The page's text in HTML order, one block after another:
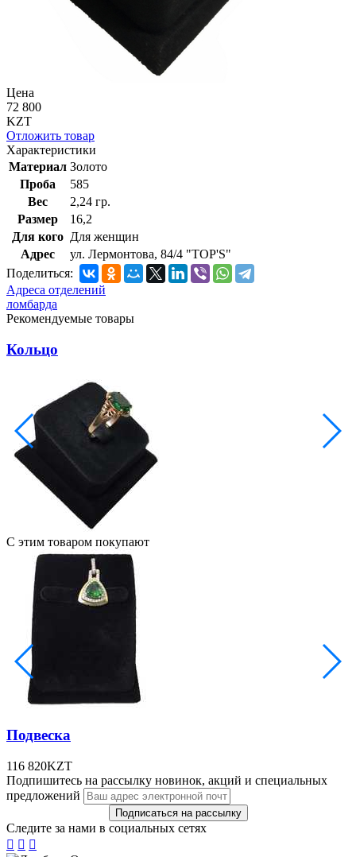
Цена
72 800
KZT
Отложить товар
Характеристики
Материал Золото
Проба
585
Вес
2,24 гр.
Размер
16,2
Для кого Для женщин
Адрес
ул. Лермонтова, 84/4 "TOP'S"
Поделиться:
Адреса отделений
ломбарда
Рекомендуемые товары
Кольцо
С этим товаром покупают
Подвеска
116 820KZT
Подпишитесь на рассылку новинок, акций и специальных
предложений
Следите за нами в социальных сетях
  